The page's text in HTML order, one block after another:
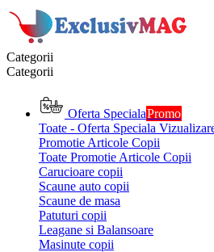
Categorii
Categorii
Oferta SpecialaPromo
Toate - Oferta Speciala
Promotie Articole Copii
Toate Promotie Articole Copii
Carucioare copii
Scaune auto copii
Scaune de masa
Patuturi copii
Leagane si Balansoare
Masinute copii